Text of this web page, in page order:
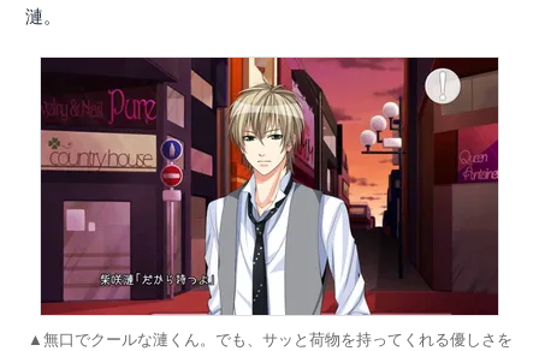
漣。
▲無口でクールな漣くん。でも、サッと荷物を持ってくれる優しさを